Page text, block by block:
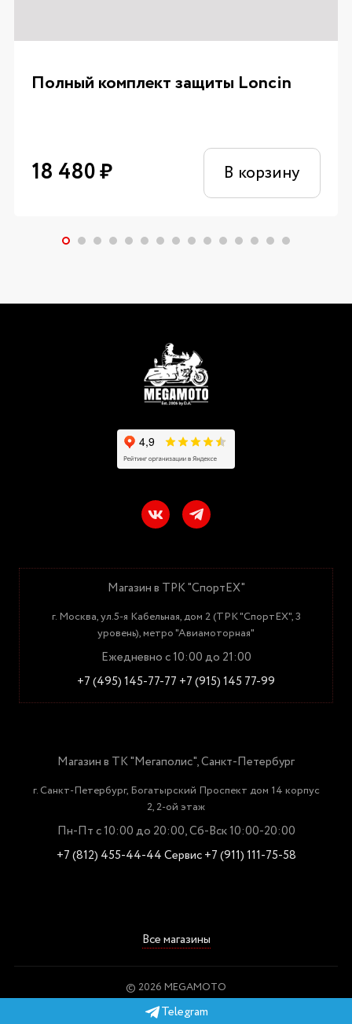
Полный комплект защиты Loncin
18 480₽ В корзину
Магазин в ТРК "СпортЕХ"
г. Москва, ул.5-я Кабельная, дом 2 (ТРК "СпортЕХ", 3
уровень), метро "Авиамоторная"
Ежедневно с 10:00 до 21:00
+7 (495) 145-77-77 +7 (915) 145 77-99
Магазин в ТК "Мегаполис", Санкт-Петербург
г. Санкт-Петербург, Богатырский Проспект дом 14 корпус
2, 2-ой этаж
Пн-Пт с 10:00 до 20:00, Сб-Вск 10:00-20:00
+7 (812) 455-44-44Сервис +7 (911) 111-75-58
Все магазины
© 2026 MEGAMOTO
Пользовательское соглашение
Telegram